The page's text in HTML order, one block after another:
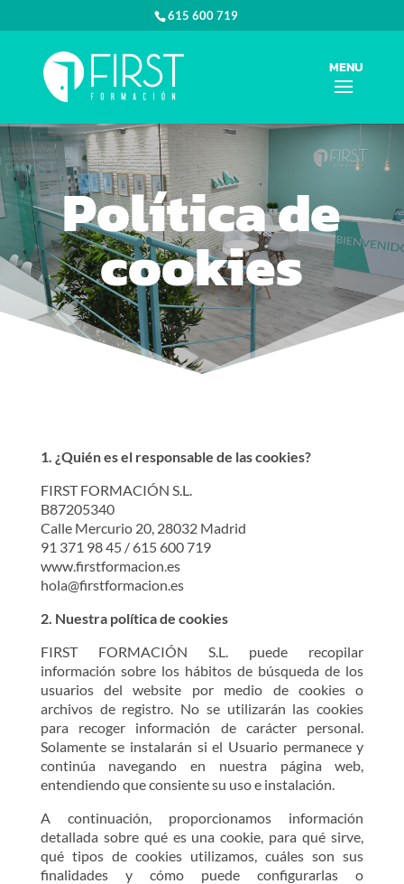
615 600 719
Política de
cookies
1. ¿Quién es el responsable de las cookies?
FIRST FORMACIÓN S.L.
B87205340
Calle Mercurio 20, 28032 Madrid
91 371 98 45 / 615 600 719
www.firstformacion.es
hola@firstformacion.es
2. Nuestra política de cookies
FIRST FORMACIÓN S.L. puede recopilar
información sobre los hábitos de búsqueda de los
usuarios del website por medio de cookies o
archivos de registro. No se utilizarán las cookies
para recoger información de carácter personal.
Solamente se instalarán si el Usuario permanece y
continúa navegando en nuestra página web,
entendiendo que consiente su uso e instalación.
A continuación, proporcionamos información
detallada sobre qué es una cookie, para qué sirve,
qué tipos de cookies utilizamos, cuáles son sus
finalidades y cómo puede configurarlas o